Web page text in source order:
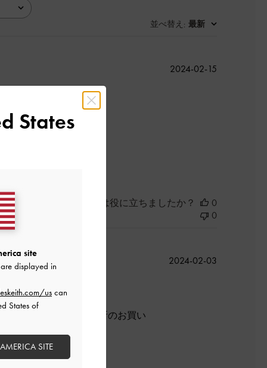
並べ替え : 最新
公
2024-02-15
このレビューは役に立ちましたか？
0
0
あり、お出かけから近所のお買い
公
2024-02-03
States
site
displayed in
uscan
States of
SITE